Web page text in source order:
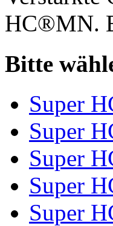
HC®MN.
Bitte
Super
Super
Super
Super
Super